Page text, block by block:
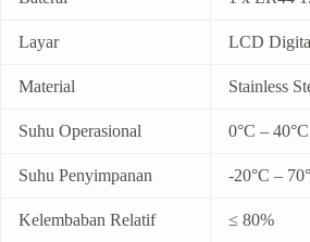
Layar LCD
Material Stainless
Suhu Operasional 0°C – 40°C
Suhu Penyimpanan -20°C –
Kelembaban Relatif
≤ 80%